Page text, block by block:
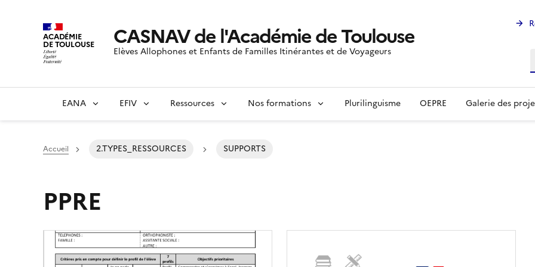
ACADÉMIE
DE TOULOUSE CASNAV de l'Académie de Toulouse
Elèves Allophones et Enfants de Familles Itinérantes et de Voyageurs
EANA EFIV Ressources Nos formations Plurilinguisme OEPRE Galerie des
Accueil 2.TYPES_RESSOURCES SUPPORTS
PPRE